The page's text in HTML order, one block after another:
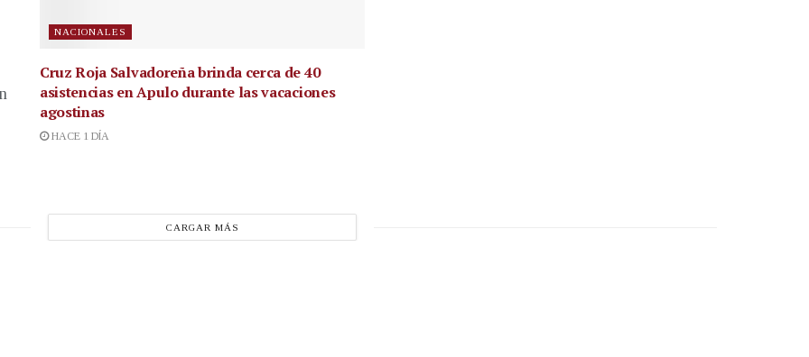
NACIONALES
Cruz Roja Salvadoreña brinda cerca de 40
asistencias en Apulo durante las vacaciones
agostinas
HACE 1 DÍA
CARGAR MÁS